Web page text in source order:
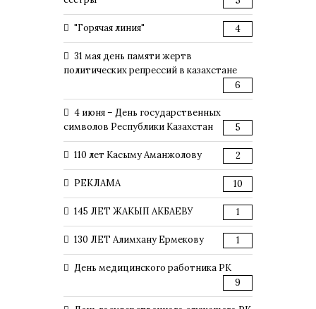
"Горячая линия" 4
31 мая день памяти жертв
политических репрессий в казахстане
6
4 июня – День государственных
символов Республики Казахстан
5
110 лет Касыму Аманжолову 2
РЕКЛАМА 10
145 ЛЕТ ЖАКЫП АКБАЕВУ 1
130 ЛЕТ Алимхану Ермекову 1
День медицинского работника РК
9